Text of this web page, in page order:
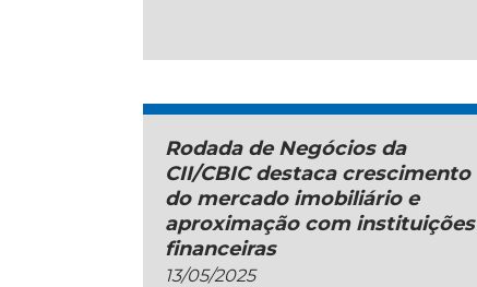
Rodada de Negócios da
CII/CBIC destaca crescimento
do mercado imobiliário e
aproximação com instituições
financeiras
13/05/2025